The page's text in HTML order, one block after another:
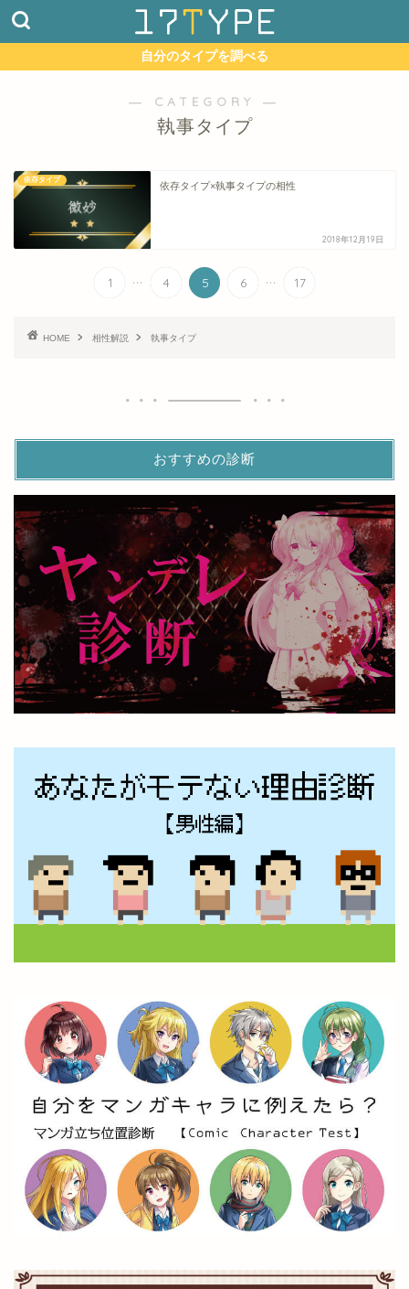
自分のタイプを調べる
― CATEGORY ―
執事タイプ
依存タイプ
依存タイプ×執事タイプの相性
2018年12月19日
1 ... 4 5 6 ... 17
HOME 相性解説 執事タイプ
おすすめの診断